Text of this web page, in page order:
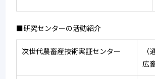
■研究センターの活動紹介
次世代農畜産技術実証センター
広